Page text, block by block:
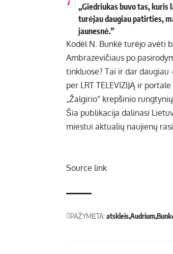
„Giedriukas buvo tas,
turėjau daugiau patirties,
jaunesnė.”
Kodėl N. Bunkė turėjo avėti
Ambrazevičiaus po
tinkluose? Tai ir dar daugiau
per LRT TELEVIZIJĄ ir
„Žalgirio” krepšinio
Šia publikacija dalinasi
miestui aktualių naujienų
Source link
PAŽYMĖTA: atskleisAudrium